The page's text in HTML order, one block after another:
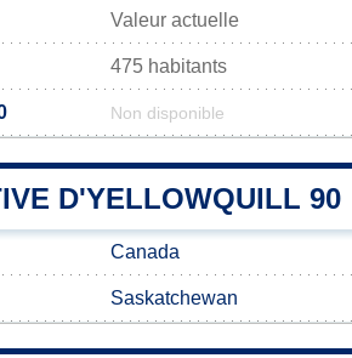
Valeur actuelle
475 habitants
Non disponible
D'YELLOWQUILL 90
Canada
Saskatchewan